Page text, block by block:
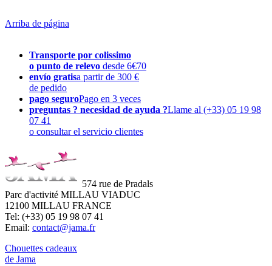
Arriba de página
Transporte por colissimo
o punto de relevo desde 6€70
envío gratisa partir de 300 €
de pedido
pago seguroPago en 3 veces
preguntas ? necesidad de ayuda ?Llame al (+33) 05 19 98
07 41
o consultar el servicio clientes
574 rue de Pradals
Parc d'activité MILLAU VIADUC
12100 MILLAU FRANCE
Tel: (+33) 05 19 98 07 41
Email: contact@jama.fr
Chouettes cadeaux
de Jama